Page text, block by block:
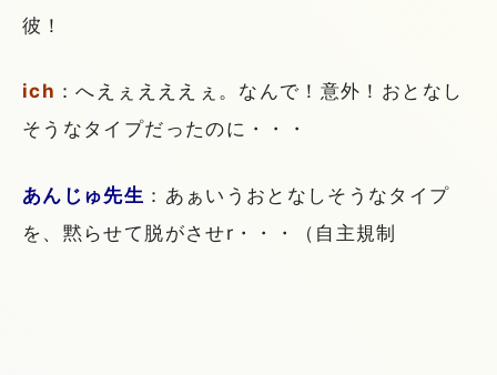
彼！
ich ：へえぇえええぇ。なんで！意外！おとなし
そうなタイプだったのに・・・
あんじゅ先生 ：あぁいうおとなしそうなタイプ
を、黙らせて脱がさせr・・・（自主規制